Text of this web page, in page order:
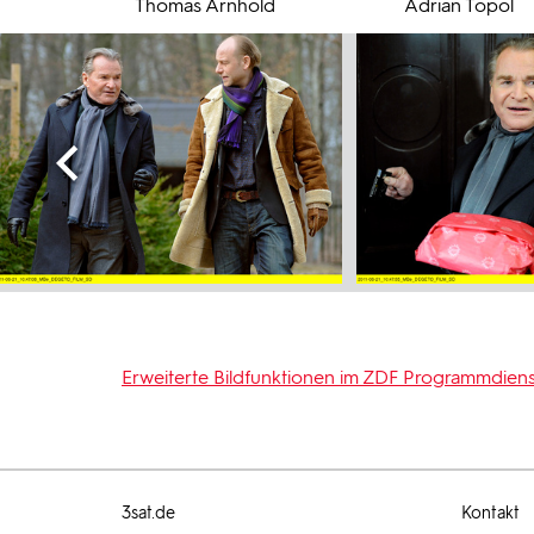
Thomas Arnhold Adrian Topol
Erweiterte Bildfunktionen im ZDF
3sat.de
Kontakt